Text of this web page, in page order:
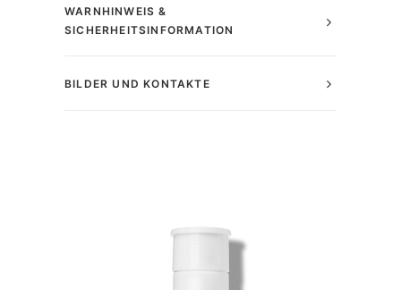
WARNHINWEIS &
SICHERHEITSINFORMATION
BILDER UND KONTAKTE